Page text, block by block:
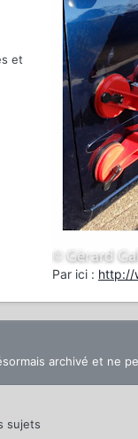
et
Par ici : http://
archivé et ne
sujets